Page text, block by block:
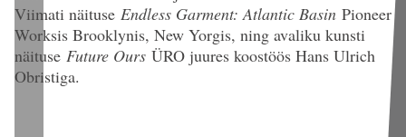
Viimati näituse Endless Garment: Atlantic Basin Pioneer
Worksis Brooklynis, New Yorgis, ning avaliku kunsti
näituse Future Ours ÜRO juures koostöös Hans Ulrich
Obristiga.